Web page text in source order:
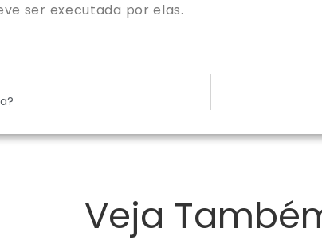
ser executada por elas.
Veja